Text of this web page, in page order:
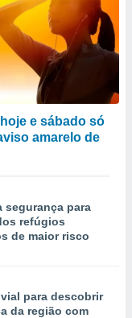
e sábado só
amarelo de
segurança para
refúgios
de maior risco
para descobrir
da região com